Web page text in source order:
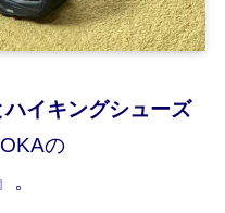
ハイキングシューズ
の
。